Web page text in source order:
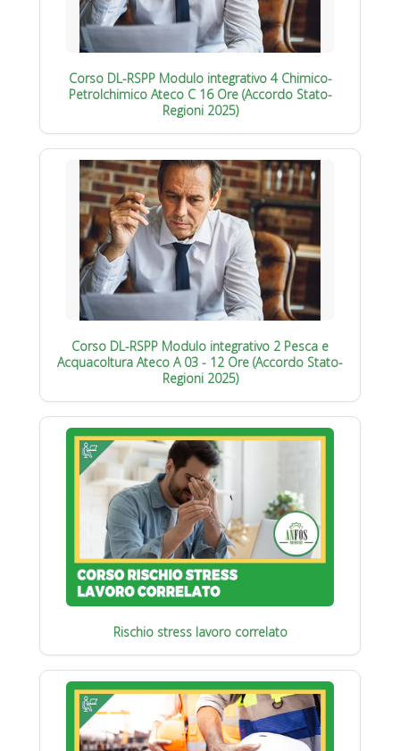
Corso DL-RSPP Modulo integrativo 4 Chimico-
Petrolchimico Ateco C 16 Ore (Accordo Stato-
Regioni 2025)
Corso DL-RSPP Modulo integrativo 2 Pesca e
Acquacoltura Ateco A 03 - 12 Ore (Accordo Stato-
Regioni 2025)
Rischio stress lavoro correlato